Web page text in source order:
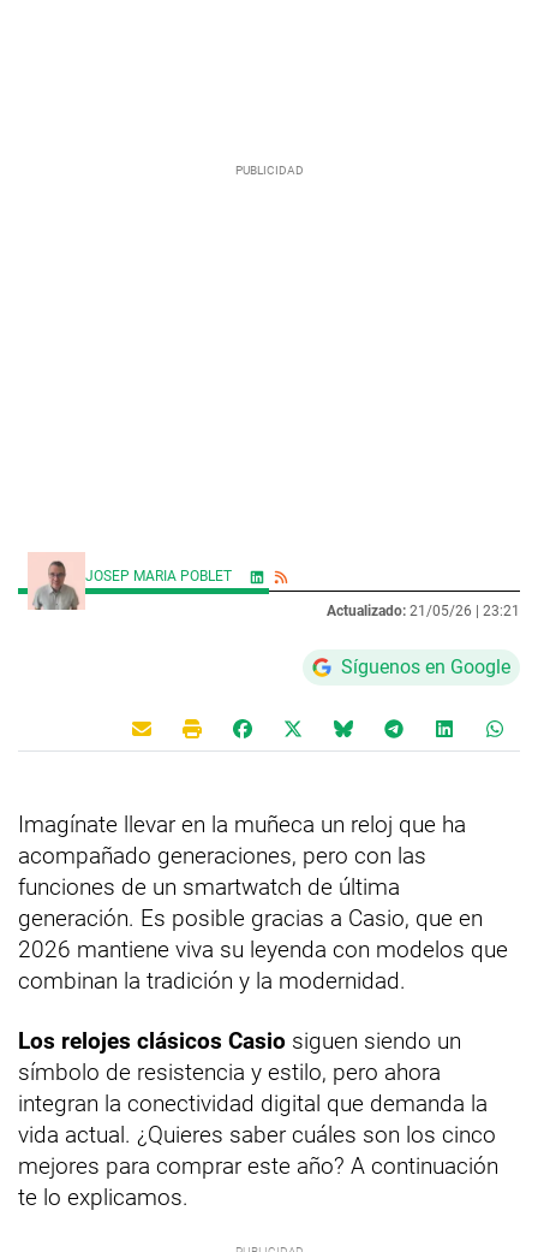
JOSEP MARIA POBLET
Actualizado: 21/05/26 | 23:21
Síguenos en Google
Imagínate llevar en la muñeca un reloj que ha
acompañado generaciones, pero con las
funciones de un smartwatch de última
generación. Es posible gracias a Casio, que en
2026 mantiene viva su leyenda con modelos que
combinan la tradición y la modernidad.
Los relojes clásicos Casio siguen siendo un
símbolo de resistencia y estilo, pero ahora
integran la conectividad digital que demanda la
vida actual. ¿Quieres saber cuáles son los cinco
mejores para comprar este año? A continuación
te lo explicamos.